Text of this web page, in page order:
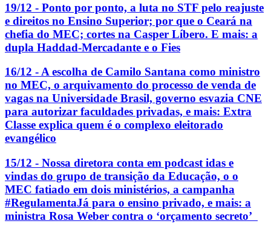
19/12 - Ponto por ponto, a luta no STF pelo reajuste
e direitos no Ensino Superior; por que o Ceará na
chefia do MEC; cortes na Casper Líbero. E mais: a
dupla Haddad-Mercadante e o Fies
16/12 - A escolha de Camilo Santana como ministro
no MEC, o arquivamento do processo de venda de
vagas na Universidade Brasil, governo esvazia CNE
para autorizar faculdades privadas, e mais: Extra
Classe explica quem é o complexo eleitorado
evangélico
15/12 - Nossa diretora conta em podcast idas e
vindas do grupo de transição da Educação, o o
MEC fatiado em dois ministérios, a campanha
#RegulamentaJá para o ensino privado, e mais: a
ministra Rosa Weber contra o ‘orçamento secreto’